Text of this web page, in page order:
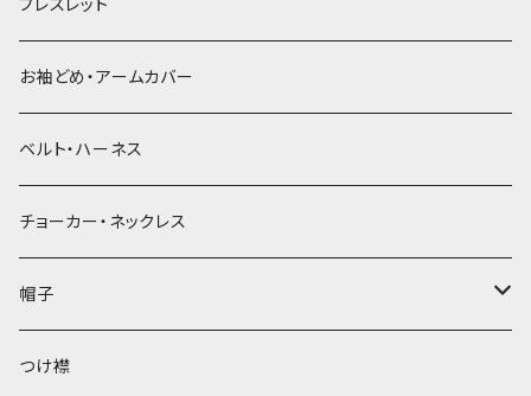
ブレスレット
お袖どめ・アームカバー
ベルト・ハーネス
チョーカー・ネックレス
帽子
ベレー帽
つけ襟